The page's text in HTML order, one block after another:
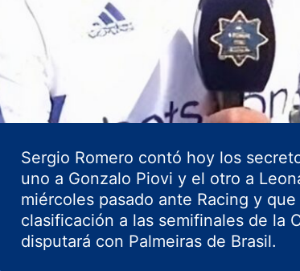
Sergio Romero contó hoy los
uno a Gonzalo Piovi y el otro a
miércoles pasado ante Racing y
clasificación a las semifinales de la
disputará con Palmeiras de Brasil.